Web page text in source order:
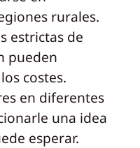
rurales.
estrictas de
pueden
costes.
en diferentes
una idea
esperar.